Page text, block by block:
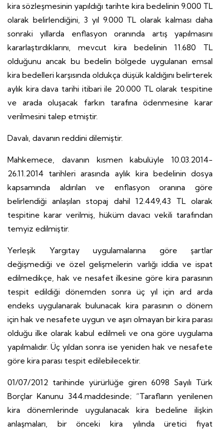
kira sözleşmesinin yapıldığı tarihte kira bedelinin 9.000 TL
olarak belirlendiğini, 3 yıl 9.000 TL olarak kalması daha
sonraki yıllarda enflasyon oranında artış yapılmasını
kararlaştırdıklarını, mevcut kira bedelinin 11.680 TL
olduğunu ancak bu bedelin bölgede uygulanan emsal
kira bedelleri karşısında oldukça düşük kaldığını belirterek
aylık kira dava tarihi itibari ile 20.000 TL olarak tespitine
ve arada oluşacak farkın tarafına ödenmesine karar
verilmesini talep etmiştir.
Davalı, davanın reddini dilemiştir.
Mahkemece, davanın kısmen kabulüyle 10.03.2014-
26.11.2014 tarihleri arasında aylık kira bedelinin dosya
kapsamında aldırılan ve enflasyon oranına göre
belirlendiği anlaşılan stopaj dahil 12.449,43 TL olarak
tespitine karar verilmiş, hüküm davacı vekili tarafından
temyiz edilmiştir.
Yerleşik Yargıtay uygulamalarına göre şartlar
değişmediği ve özel gelişmelerin varlığı iddia ve ispat
edilmedikçe, hak ve nesafet ilkesine göre kira parasının
tespit edildiği dönemden sonra üç yıl için ard arda
endeks uygulanarak bulunacak kira parasının o dönem
için hak ve nesafete uygun ve aşırı olmayan bir kira parası
olduğu ilke olarak kabul edilmeli ve ona göre uygulama
yapılmalıdır. Üç yıldan sonra ise yeniden hak ve nesafete
göre kira parası tespit edilebilecektir.
01/07/2012 tarihinde yürürlüğe giren 6098 Sayılı Türk
Borçlar Kanunu 344.maddesinde; “Tarafların yenilenen
kira dönemlerinde uygulanacak kira bedeline ilişkin
anlaşmaları, bir önceki kira yılında üretici fiyat